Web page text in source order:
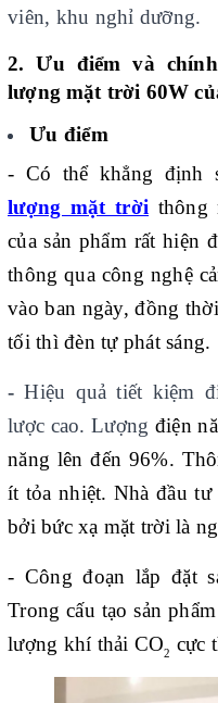
viên, khu nghỉ dưỡng.
2. Ưu điểm và
lượng mặt trời 60W
Ưu điểm
- Có thể khẳng định
lượng mặt trời thông
của sản phẩm rất hiện
thông qua công nghệ
vào ban ngày, đồng
tối thì đèn tự phát sáng.
-Hiệu quả tiết kiệm
lược cao. Lượng điện
năng lên đến 96%.
ít tỏa nhiệt. Nhà đầu
bởi bức xạ mặt trời là
- Công đoạn lắp đặt
Trong cấu tạo sản
lượng khí thải CO2 cực